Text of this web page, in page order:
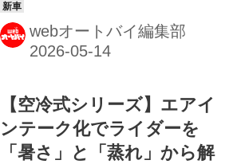
webオートバイ編集部
【空冷式シリーズ】エアイ
ンテーク化でライダーを
「暑さ」と「蒸れ」から解